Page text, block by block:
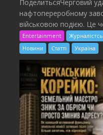
ПоделитьсяЧерговий
нафтопереробному
військовою подією. Це
Entertainment
Новини
Статті Україна